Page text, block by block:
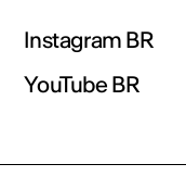
Instagram BR
YouTube BR